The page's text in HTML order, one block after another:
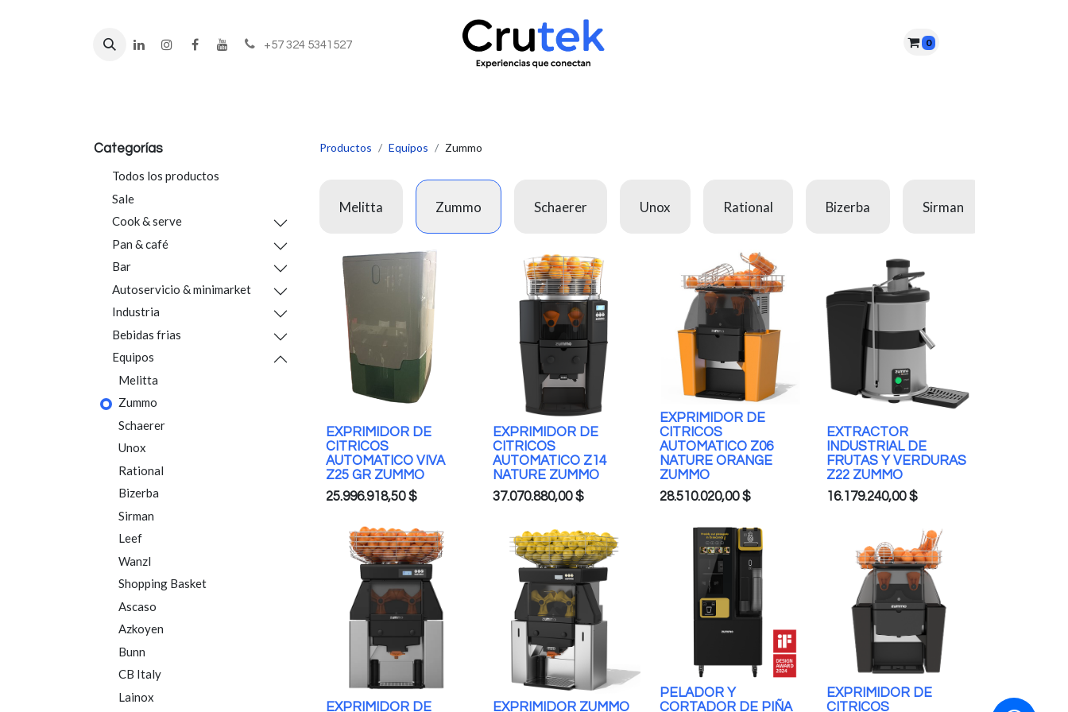
+57 324 5341527 0
Categorías
Todos los productos
Sale
Cook & serve
Pan & café
Bar
Autoservicio & minimarket
Industria
Bebidas frias
Equipos
Melitta
Zummo
Schaerer
Unox
Rational
Bizerba
Sirman
Leef
Wanzl
Shopping Basket
Ascaso
Azkoyen
Bunn
CB Italy
Lainox
Productos Equipos Zummo
Melitta Zummo Schaerer Unox Rational Bizerba Sirman
EXPRIMIDOR DE
CITRICOS
AUTOMATICO VIVA
Z25 GR ZUMMO
25.996.918,50$
EXPRIMIDOR DE
CITRICOS
AUTOMATICO Z14
NATURE ZUMMO
37.070.880,00$
EXPRIMIDOR DE
CITRICOS
AUTOMATICO Z06
NATURE ORANGE
ZUMMO
28.510.020,00$
EXTRACTOR
INDUSTRIAL DE
FRUTAS Y VERDURAS
Z22 ZUMMO
16.179.240,00$
EXPRIMIDOR DE EXPRIMIDOR ZUMMO
PELADOR Y
CORTADOR DE PIÑA
EXPRIMIDOR DE
CITRICOS